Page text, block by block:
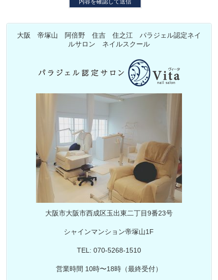
大阪 帝塚山 阿倍野 住吉 住之江 パラジェル認定ネイ
ルサロン ネイルスクール
大阪市大阪市西成区玉出東二丁目9番23号
シャインマンション帝塚山1F
TEL: 070-5268-1510
営業時間 10時〜18時（最終受付）